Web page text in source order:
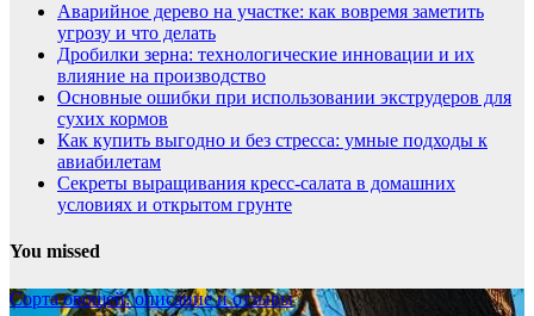
Аварийное дерево на участке: как вовремя заметить
угрозу и что делать
Дробилки зерна: технологические инновации и их
влияние на производство
Основные ошибки при использовании экструдеров для
сухих кормов
Как купить выгодно и без стресса: умные подходы к
авиабилетам
Секреты выращивания кресс-салата в домашних
условиях и открытом грунте
You missed
Сорта овощей: описание и отзывы